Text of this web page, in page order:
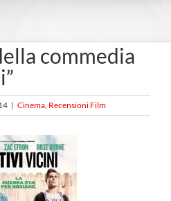
commedia
| Cinema, Recensioni Film